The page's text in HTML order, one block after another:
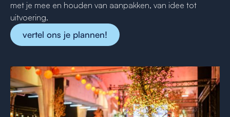
met je mee en houden van aanpakken, van idee tot
uitvoering.
vertel ons je plannen!